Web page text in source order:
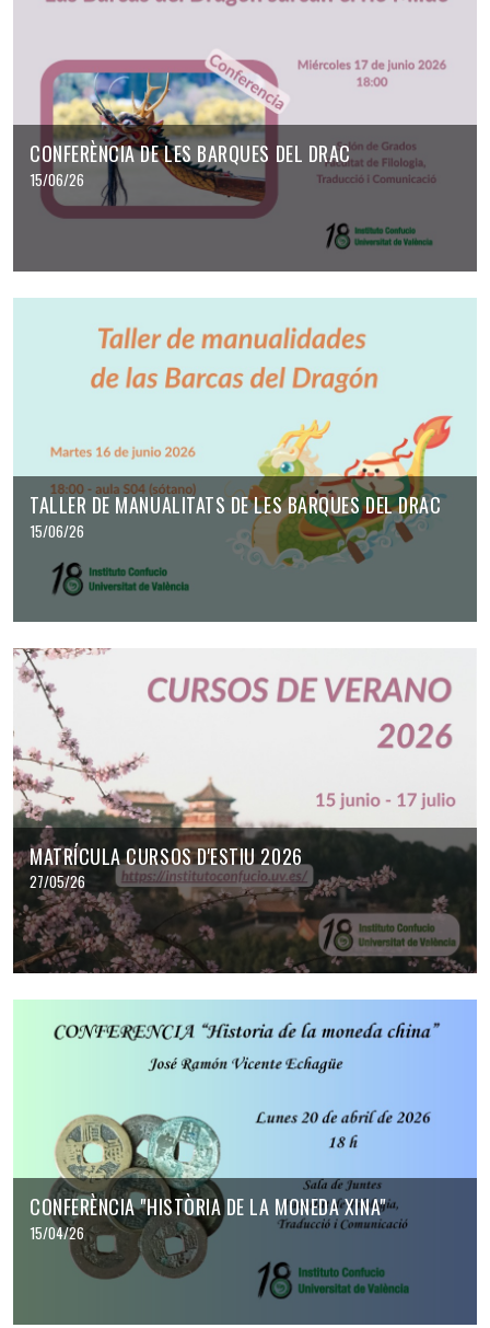
CONFERÈNCIA DE LES BARQUES DEL DRAC
15/06/26
TALLER DE MANUALITATS DE LES BARQUES DEL DRAC
15/06/26
MATRÍCULA CURSOS D'ESTIU 2026
27/05/26
CONFERÈNCIA "HISTÒRIA DE LA MONEDA XINA"
15/04/26